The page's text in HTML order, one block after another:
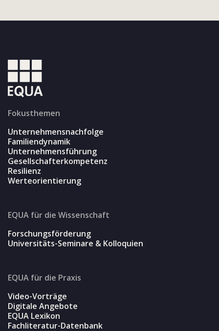
Fokusthemen
Unternehmensnachfolge
Familiendynamik
Unternehmensführung
Gesellschafterkompetenz
Resilienz
Werteorientierung
EQUA für die Wissenschaft
Forschungsförderung
Universitäts-Seminare & Kolloquien
EQUA für die Praxis
Video-Vorträge
Digitale Angebote
EQUA Lexikon
Fachliteratur-Datenbank